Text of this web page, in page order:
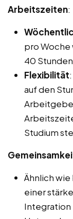
Arbeitszeiten:
pro Woche
40
Flexibilität
auf den
Studium
Ähnlich
einer
Integration